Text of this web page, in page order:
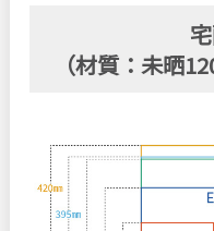
（材質：未晒